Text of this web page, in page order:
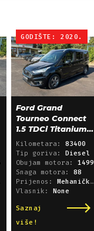
GODIŠTE: 2020.
Ford Grand
Tourneo Connect
1.5 TDCi Titanium
L2 - panorama,
navigacija
Kilometara: 83400
Tip goriva:
Diesel
Obujam motora: 1499
Snaga motora: 88
Prijenos:
Mehanički mjenjač
Vlasnik:
None
Saznaj
više!